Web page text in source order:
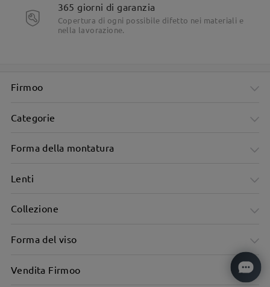
365 giorni di garanzia
Copertura di ogni possibile difetto nei materiali e
nella lavorazione.
Firmoo
Categorie
Forma della montatura
Lenti
Collezione
Forma del viso
Vendita Firmoo